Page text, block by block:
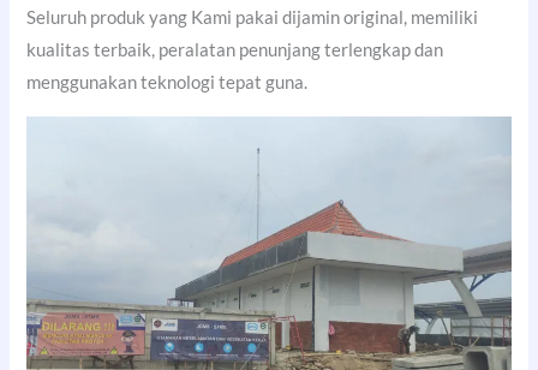
Seluruh produk yang Kami pakai dijamin original, memiliki
kualitas terbaik, peralatan penunjang terlengkap dan
menggunakan teknologi tepat guna.